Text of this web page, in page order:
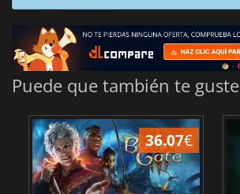
Puede que también te guste
36.07€